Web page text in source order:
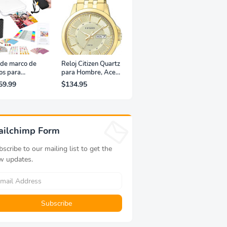
marco de
para
portátil
y
Reloj Citizen Quartz
para Hombre, Acero
Inoxidable, Clásico,
Dorado
$134.95
Form
to our mailing list to get the
updates.